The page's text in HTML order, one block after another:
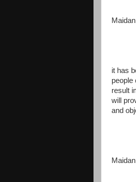
it has
people
result
will
and